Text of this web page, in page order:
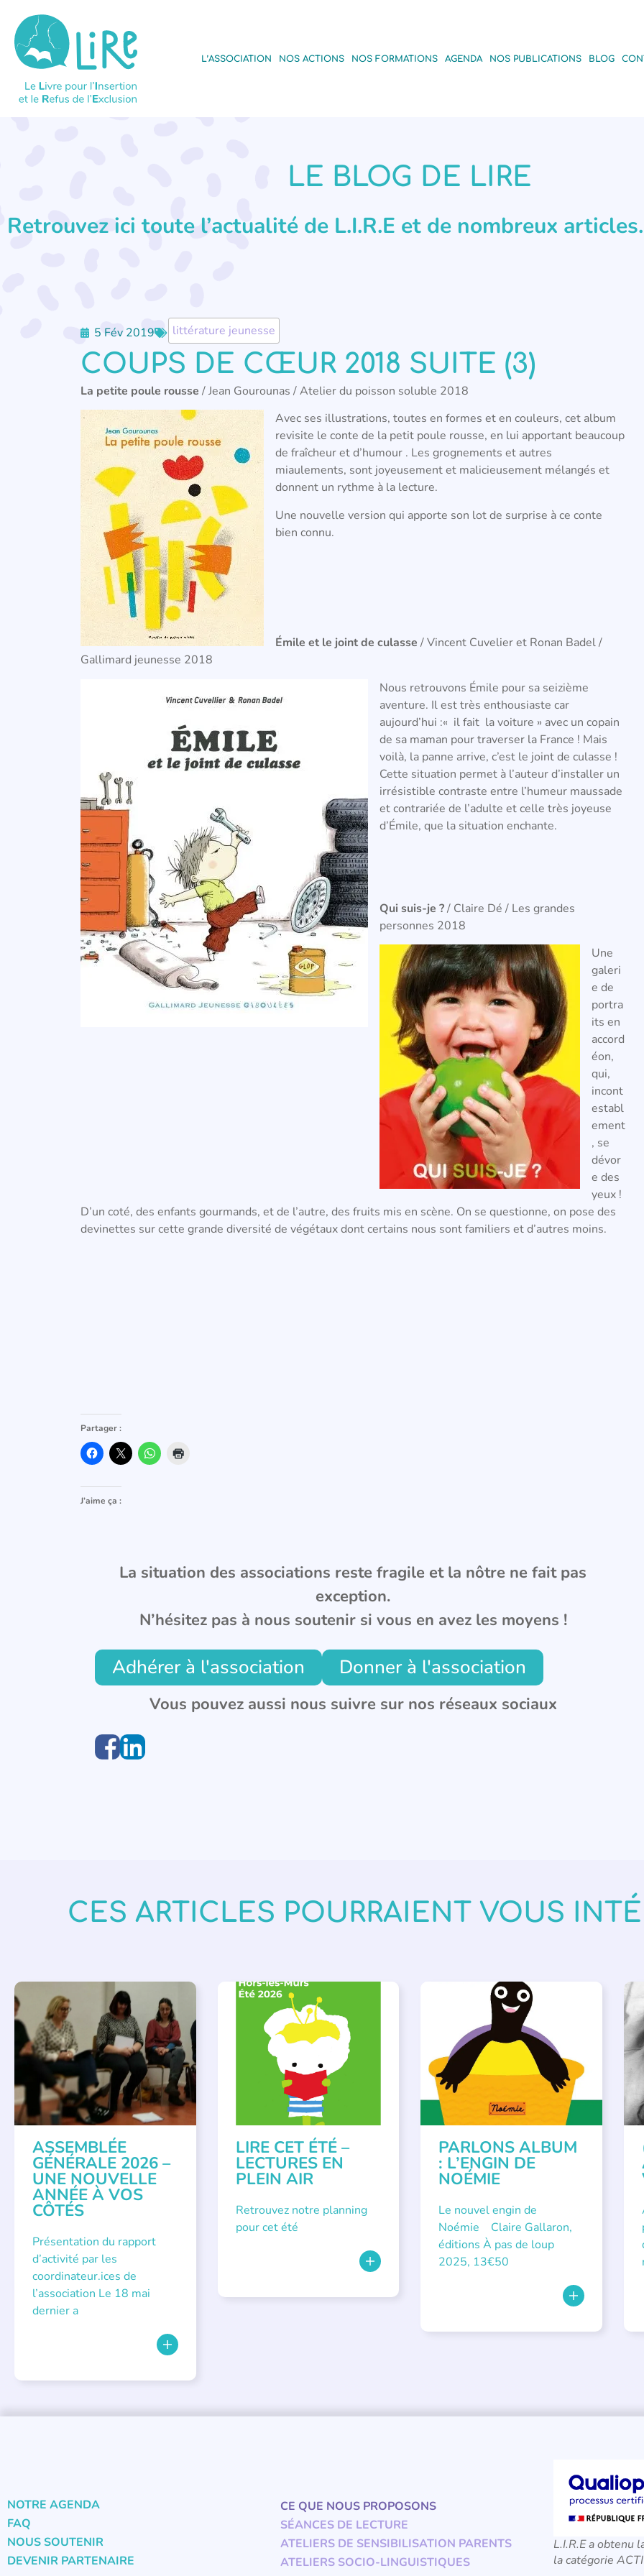
L’ASSOCIATION NOS ACTIONS NOS FORMATIONS AGENDA NOS PUBLICATIONS BLOG
LE BLOG DE LIRE
Retrouvez ici toute l’actualité de L.I.R.E et de nombreux articles.
5 Fév 2019 littérature jeunesse
COUPS DE CŒUR 2018 SUITE (3)
La petite poule rousse / Jean Gourounas / Atelier du poisson soluble 2018
Avec ses illustrations, toutes en formes et en couleurs, cet album
revisite le conte de la petit poule rousse, en lui apportant beaucoup
de fraîcheur et d’humour . Les grognements et autres
miaulements, sont joyeusement et malicieusement mélangés et
donnent un rythme à la lecture.
Une nouvelle version qui apporte son lot de surprise à ce conte
bien connu.
Émile et le joint de culasse / Vincent Cuvelier et Ronan Badel /
Gallimard jeunesse 2018
Nous retrouvons Émile pour sa seizième
aventure. Il est très enthousiaste car
aujourd’hui :« il fait la voiture » avec un copain
de sa maman pour traverser la France ! Mais
voilà, la panne arrive, c’est le joint de culasse !
Cette situation permet à l’auteur d’installer un
irrésistible contraste entre l’humeur maussade
et contrariée de l’adulte et celle très joyeuse
d’Émile, que la situation enchante.
Qui suis-je ?/ Claire Dé / Les grandes
personnes 2018
Une
galeri
e de
portra
its en
accord
éon,
qui,
incont
establ
ement
, se
dévor
e des
yeux !
D’un coté, des enfants gourmands, et de l’autre, des fruits mis en scène. On se questionne, on pose des
devinettes sur cette grande diversité de végétaux dont certains nous sont familiers et d’autres moins.
Partager :
J’aime ça :
La situation des associations reste fragile et la nôtre ne fait pas
exception.
N’hésitez pas à nous soutenir si vous en avez les moyens !
Adhérer à l'association Donner à l'association
Vous pouvez aussi nous suivre sur nos réseaux sociaux
CES ARTICLES POURRAIENT VOUS
APPEL À SOUTIEN ,
VIE DE L'ASSOCIATION
ASSEMBLÉE
GÉNÉRALE 2026 –
UNE NOUVELLE
ANNÉE À VOS
CÔTÉS
Présentation du rapport
d’activité par les
coordinateur.ices de
l’association Le 18 mai
dernier a
BIBLIOTHÈQUES , ÉVÉNEMENTS
LECTURE INDIVIDUALISÉE ,
LITTÉRATURE JEUNESSE
LIRE CET ÉTÉ –
LECTURES EN
PLEIN AIR
Retrouvez notre planning
pour cet été
PARLONS ALBUMS
PARLONS ALBUM
: L’ENGIN DE
NOÉMIE
Le nouvel engin de
Noémie Claire Gallaron,
éditions À pas de loup
2025, 13€50
NOTRE AGENDA
FAQ
NOUS SOUTENIR
DEVENIR PARTENAIRE
CE QUE NOUS PROPOSONS
SÉANCES DE LECTURE
ATELIERS DE SENSIBILISATION PARENTS
ATELIERS SOCIO-LINGUISTIQUES
L.I.R.E a obtenu
la catégorie